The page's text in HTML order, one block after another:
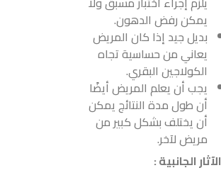
يمكن رفض الدهون.
بديل جيد إذا كان المريض
يعاني من حساسية تجاه
الكولاجين البقري.
يجب أن يعلم المريض أيضًا
أن طول مدة النتائج يمكن
أن يختلف بشكل كبير من
مريض لآخر.
الآثار الجانبية :